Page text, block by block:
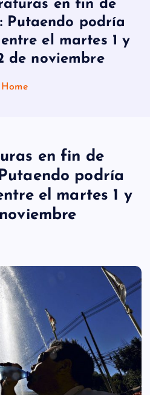
en fin de
Putaendo podría
el martes 1 y
de noviembre
Home
en fin de
podría
el martes 1 y